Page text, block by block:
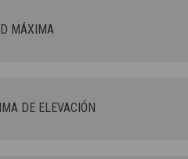
MÁXIMA
DE ELEVACIÓN